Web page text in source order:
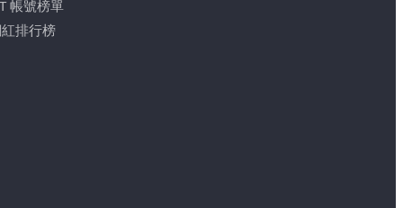
帳號榜單
排行榜